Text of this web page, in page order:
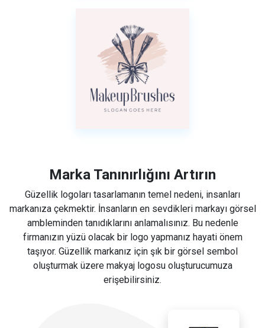
Marka Tanınırlığını Artırın
Güzellik logoları tasarlamanın temel nedeni, insanları
markanıza çekmektir. İnsanların en sevdikleri markayı görsel
ambleminden tanıdıklarını anlamalısınız. Bu nedenle
firmanızın yüzü olacak bir logo yapmanız hayati önem
taşıyor. Güzellik markanız için şık bir görsel sembol
oluşturmak üzere makyaj logosu oluşturucumuza
erişebilirsiniz.